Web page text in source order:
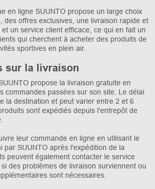
en ligne SUUNTO propose un large choix
des offres exclusives, une livraison rapide et
un service client efficace, ce qui en fait un
qui cherchent à acheter des produits de
sportives en plein air.
sur la livraison
propose la livraison gratuite en
commandes passées sur son site. Le délai
la destination et peut varier entre 2 et 6
sont expédiés depuis l'entrepôt de
leur commande en ligne en utilisant le
par SUUNTO après l'expédition de la
peuvent également contacter le service
des problèmes de livraison surviennent ou
sont nécessaires.